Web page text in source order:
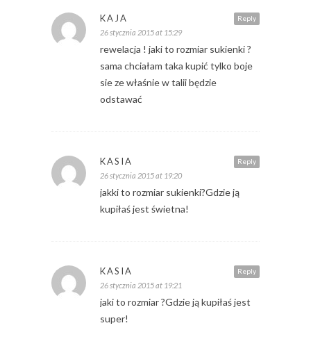
Reply
KAJA
26 stycznia 2015 at 15:29
rewelacja ! jaki to rozmiar sukienki ?
sama chciałam taka kupić tylko boje
sie ze właśnie w talii będzie
odstawać
Reply
KASIA
26 stycznia 2015 at 19:20
jakki to rozmiar sukienki?Gdzie ją
kupiłaś jest świetna!
Reply
KASIA
26 stycznia 2015 at 19:21
jaki to rozmiar ?Gdzie ją kupiłaś jest
super!